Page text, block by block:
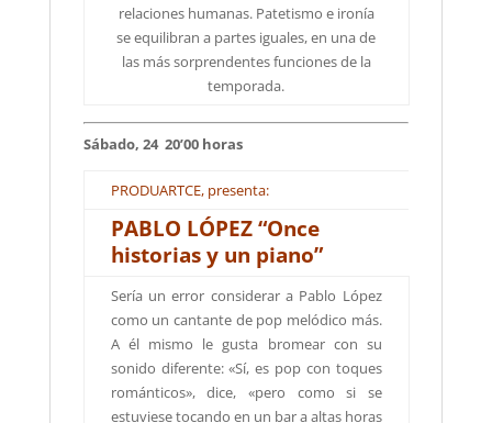
relaciones humanas. Patetismo e ironía
se equilibran a partes iguales, en una de
las más sorprendentes funciones de la
temporada.
Sábado, 24 20’00 horas
PRODUARTCE, presenta:
PABLO LÓPEZ “Once
historias y un piano”
Sería un error considerar a Pablo López
como un cantante de pop melódico más.
A él mismo le gusta bromear con su
sonido diferente: «Sí, es pop con toques
románticos», dice, «pero como si se
estuviese tocando en un bar a altas horas